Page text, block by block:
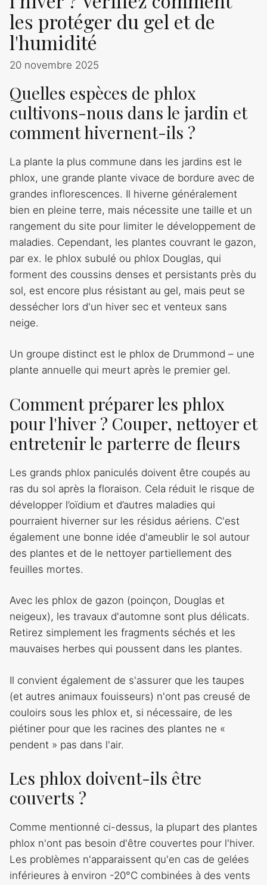
les protéger du gel et de
l'humidité
20 novembre 2025
Quelles espèces de phlox
cultivons-nous dans le jardin et
comment hivernent-ils ?
La plante la plus commune dans les jardins est le
phlox, une grande plante vivace de bordure avec de
grandes inflorescences. Il hiverne généralement
bien en pleine terre, mais nécessite une taille et un
rangement du site pour limiter le développement de
maladies. Cependant, les plantes couvrant le gazon,
par ex. le phlox subulé ou phlox Douglas, qui
forment des coussins denses et persistants près du
sol, est encore plus résistant au gel, mais peut se
dessécher lors d'un hiver sec et venteux sans
neige.
Un groupe distinct est le phlox de Drummond – une
plante annuelle qui meurt après le premier gel.
Comment préparer les phlox
pour l'hiver ? Couper, nettoyer et
entretenir le parterre de fleurs
Les grands phlox paniculés doivent être coupés au
ras du sol après la floraison. Cela réduit le risque de
développer l’oïdium et d’autres maladies qui
pourraient hiverner sur les résidus aériens. C'est
également une bonne idée d'ameublir le sol autour
des plantes et de le nettoyer partiellement des
feuilles mortes.
Avec les phlox de gazon (poinçon, Douglas et
neigeux), les travaux d'automne sont plus délicats.
Retirez simplement les fragments séchés et les
mauvaises herbes qui poussent dans les plantes.
Il convient également de s'assurer que les taupes
(et autres animaux fouisseurs) n'ont pas creusé de
couloirs sous les phlox et, si nécessaire, de les
piétiner pour que les racines des plantes ne «
pendent » pas dans l'air.
Les phlox doivent-ils être
couverts ?
Comme mentionné ci-dessus, la plupart des plantes
phlox n'ont pas besoin d'être couvertes pour l'hiver.
Les problèmes n'apparaissent qu'en cas de gelées
inférieures à environ -20°C combinées à des vents